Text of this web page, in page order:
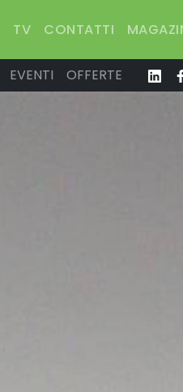
TV CONTATTI
EVENTI OFFERTE